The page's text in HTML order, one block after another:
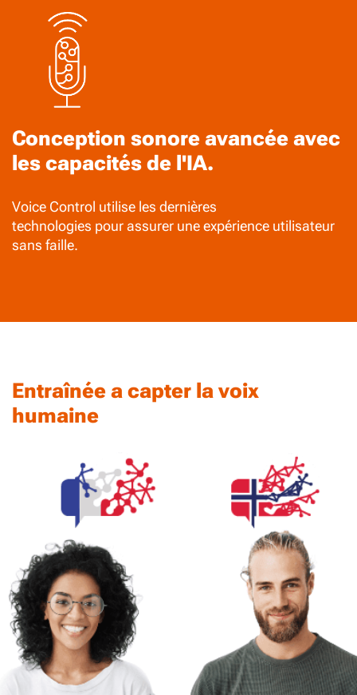
Conception sonore avancée avec
les capacités de l'IA.
Voice Control utilise les dernières
technologies pour assurer une expérience utilisateur
sans faille.
Entraînée a capter la voix
humaine